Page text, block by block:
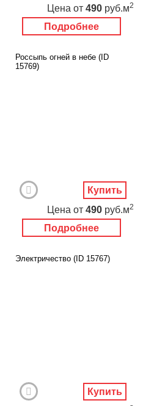
Подробнее
Цена от 490 руб.м2
Россыпь огней в небе (ID
15769)
Подробнее
Цена от 490 руб.м2
Купить
Электричество (ID 15767)
Купить